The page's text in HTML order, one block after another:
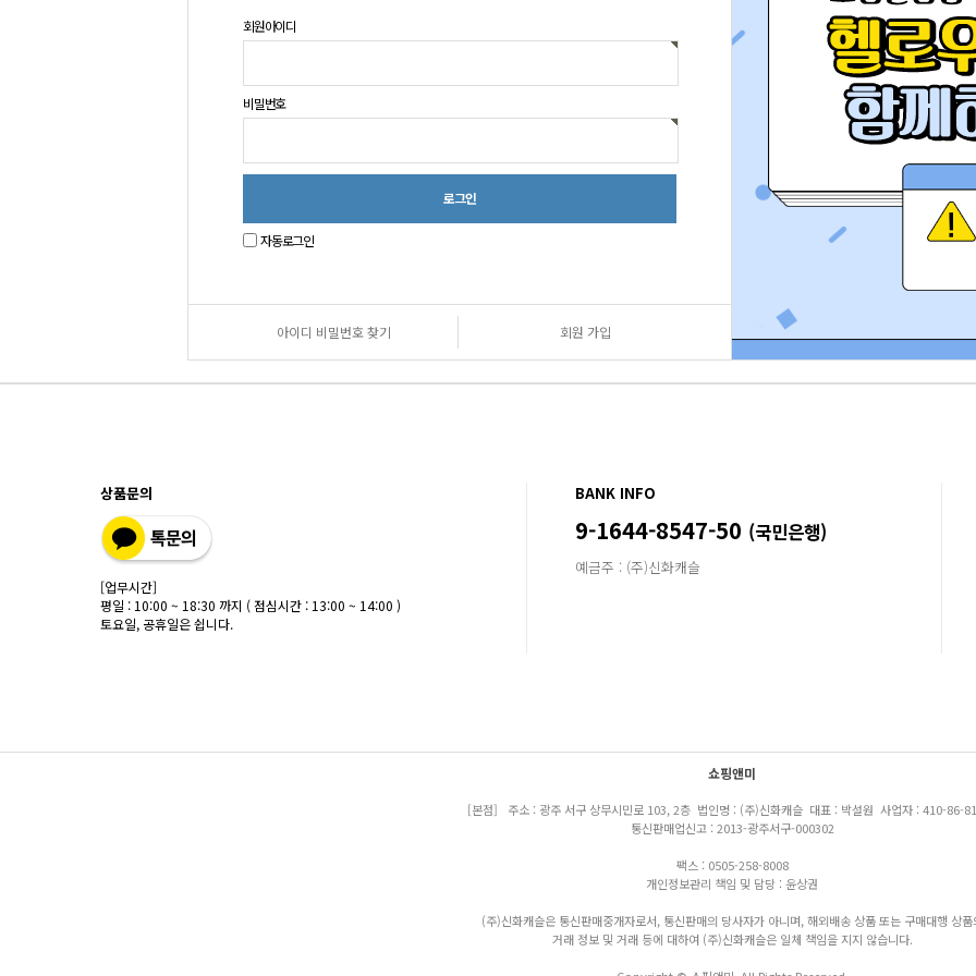
회원아이디
비밀번호
자동로그인
로
그
아이디 비밀번호 찾기 회원 가입
상품문의
[업무시간]
평일 : 10:00 ~ 18:30 까지 ( 점심시간 : 13:00 ~ 14:00 )
토요일, 공휴일은 쉽니다.
BANK INFO
9-1644-8547-50 (국민은행)
예금주 : (주)신화캐슬
쇼핑앤미
[본점] 주소 : 광주 서구 상무시민로 103, 2층 법인명 : (주)신화캐슬 대표 : 박설원 사업자 : 410-86-
통신판매업신고 : 2013-광주서구-000302
팩스 : 0505-258-8008
개인정보관리 책임 및 담당 : 윤상권
(주)신화캐슬은 통신판매중개자로서, 통신판매의 당사자가 아니며, 해외배송 상품 또는 구매대행 상품
거래 정보 및 거래 등에 대하여 (주)신화캐슬은 일체 책임을 지지 않습니다.